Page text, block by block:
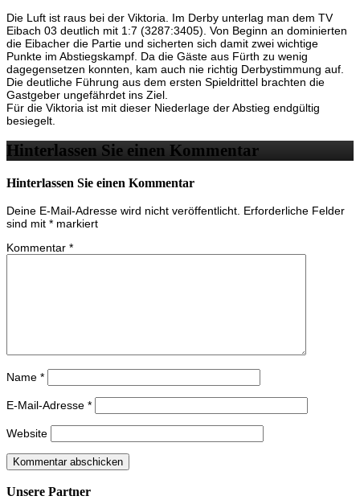
Die Luft ist raus bei der Viktoria. Im Derby unterlag man dem TV
Eibach 03 deutlich mit 1:7 (3287:3405). Von Beginn an dominierten
die Eibacher die Partie und sicherten sich damit zwei wichtige
Punkte im Abstiegskampf. Da die Gäste aus Fürth zu wenig
dagegensetzen konnten, kam auch nie richtig Derbystimmung auf.
Die deutliche Führung aus dem ersten Spieldrittel brachten die
Gastgeber ungefährdet ins Ziel.
Für die Viktoria ist mit dieser Niederlage der Abstieg endgültig
besiegelt.
Hinterlassen Sie einen Kommentar
Hinterlassen Sie einen Kommentar
Deine E-Mail-Adresse wird nicht veröffentlicht. Erforderliche Felder
sind mit * markiert
Kommentar *
Name *
E-Mail-Adresse *
Website
Unsere Partner